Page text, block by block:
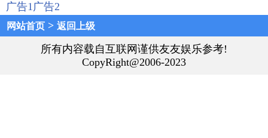
广告1广告2
网站首页 > 返回上级
所有内容载自互联网谨供友友娱乐参考!
CopyRight@2006-2023